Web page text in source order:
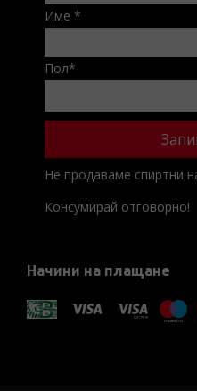
Име *
Пол*
Не продаваме спиртни
Консумирай отговорно!
Начини на плащане